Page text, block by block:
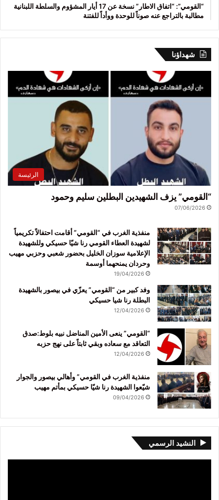
“القومي”: “اتفاق الاطار” نسخة عن 17 أيار المشؤوم والسلطة اللبنانية
مطالبة بالتراجع عنه صوناً للوحدة ووأداً للفتنة
شهداؤنا
الرئيسة
“القومي” يزف الشهيدين البطلين سليم وحمود
07/06/2026
منفذية الغرب في “القومي” أقامت احتفالاً تكريمياً
لشهيدة العطاء القومي رنا شيّا حسيكي وللشهيدة
الإعلامية سوزان الخليل بحضور شعبي وحزبي مهيب
وحردان يمنحهما أوسمة
19/04/2026
وفد كبير من “القومي” يعزّي في بيصور بالشهيدة
البطلة رنا شيا حسيكي
12/04/2026
“القومي” ينعى الأمين المناضل نبيه بلوط:صدق
التعاقد مع سعاده وبقي ثابتاً على نهج حزبه
12/04/2026
منفذية الغرب في القومي” وأهالي بيصور والجوار
شيّعوا الشهيدة رنا شيّا حسيكي بمأتم مهيب
09/04/2026
النشيد الرسمي